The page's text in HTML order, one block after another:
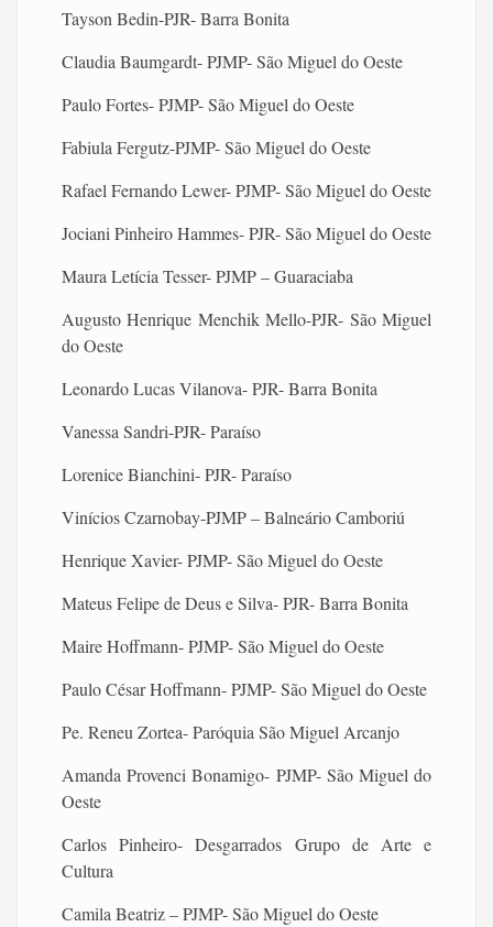
Tayson Bedin-PJR- Barra Bonita
Claudia Baumgardt- PJMP- São Miguel do Oeste
Paulo Fortes- PJMP- São Miguel do Oeste
Fabiula Fergutz-PJMP- São Miguel do Oeste
Rafael Fernando Lewer- PJMP- São Miguel do Oeste
Jociani Pinheiro Hammes- PJR- São Miguel do Oeste
Maura Letícia Tesser- PJMP – Guaraciaba
Augusto Henrique Menchik Mello-PJR- São Miguel
do Oeste
Leonardo Lucas Vilanova- PJR- Barra Bonita
Vanessa Sandri-PJR- Paraíso
Lorenice Bianchini- PJR- Paraíso
Vinícios Czarnobay-PJMP – Balneário Camboriú
Henrique Xavier- PJMP- São Miguel do Oeste
Mateus Felipe de Deus e Silva- PJR- Barra Bonita
Maire Hoffmann- PJMP- São Miguel do Oeste
Paulo César Hoffmann- PJMP- São Miguel do Oeste
Pe. Reneu Zortea- Paróquia São Miguel Arcanjo
Amanda Provenci Bonamigo- PJMP- São Miguel do
Oeste
Carlos Pinheiro- Desgarrados Grupo de Arte e
Cultura
Camila Beatriz – PJMP- São Miguel do Oeste